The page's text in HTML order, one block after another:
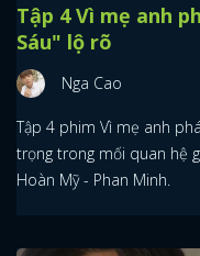
Tập 4 Vì mẹ anh
Sáu" lộ rõ
Nga Cao
Tập 4 phim Vì mẹ anh
trọng trong mối quan hệ
Hoàn Mỹ - Phan Minh.